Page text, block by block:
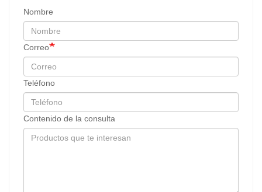
Nombre
Correo
Teléfono
Contenido de la consulta